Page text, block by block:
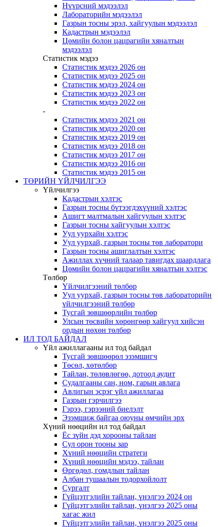
Нүүрсний мэдээлэл
Лабораторийн мэдээлэл
Газрын тосны эрэл, хайгуулын мэдээлэл
Кадастрын мэдээлэл
Цөмийн болон цацрагийн хяналтын
мэдээлэл
Статистик мэдээ
Статистик мэдээ 2026 он
Статистик мэдээ 2025 он
Статистик мэдээ 2024 он
Статистик мэдээ 2023 он
Статистик мэдээ 2022 он
-
Статистик мэдээ 2021 он
Статистик мэдээ 2020 он
Статистик мэдээ 2019 он
Статистик мэдээ 2018 он
Статистик мэдээ 2017 он
Статистик мэдээ 2016 он
Статистик мэдээ 2015 он
ТӨРИЙН ҮЙЛЧИЛГЭЭ
Үйлчилгээ
Кадастрын хэлтэс
Газрын тосны бүтээгдэхүүний хэлтэс
Ашигт малтмалын хайгуулын хэлтэс
Газрын тосны хайгуулын хэлтэс
Уул уурхайн хэлтэс
Уул уурхай, газрын тосны төв лаборатори
Газрын тосны ашиглалтын хэлтэс
Ажиллах хүчний талаар тавигдах шаардлага
Цөмийн болон цацрагийн хяналтын хэлтэс
Төлбөр
Үйлчилгээний төлбөр
Уул уурхай, газрын тосны төв лабораторийн
үйлчилгээний төлбөр
Тусгай зөвшөөрлийн төлбөр
Улсын төсвийн хөрөнгөөр хайгуул хийсэн
ордын нөхөн төлбөр
ИЛ ТОД БАЙДАЛ
Үйл ажиллагааны ил тод байдал
Тусгай зөвшөөрөл эзэмшигч
Төсөл, хөтөлбөр
Тайлан, төлөвлөгөө, дотоод аудит
Судалгааны сан, ном, гарын авлага
Авлигын эсрэг үйл ажиллагаа
Газрын гэрчилгээ
Гэрээ, гэрээний биелэлт
Эзэмшиж байгаа оюуны өмчийн эрх
Хүний нөөцийн ил тод байдал
Ёс зүйн дэд хорооны тайлан
Сул орон тооны зар
Хүний нөөцийн стратеги
Хүний нөөцийн мэдээ, тайлан
Өргөдөл, гомдлын тайлан
Албан тушаалын тодорхойлолт
Сургалт
Гүйцэтгэлийн тайлан, үнэлгээ 2024 он
Гүйцэтгэлийн тайлан, үнэлгээ 2025 оны
хагас жил
Гүйцэтгэлийн тайлан, үнэлгээ 2025 оны